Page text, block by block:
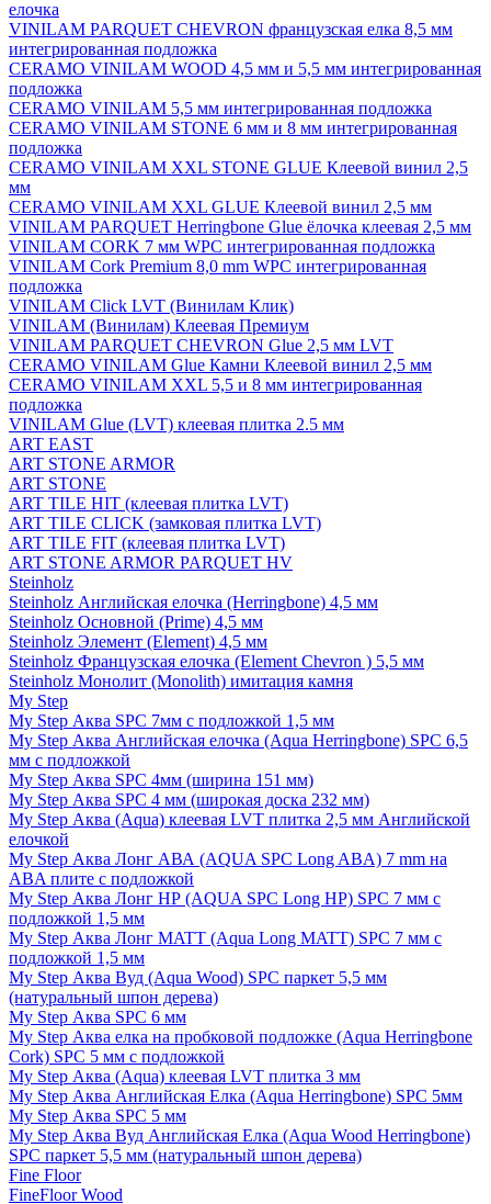
елочка
VINILAM PARQUET CHEVRON французская елка 8,5 мм
интегрированная подложка
CERAMO VINILAM WOOD 4,5 мм и 5,5 мм интегрированная
подложка
CERAMO VINILAM 5,5 мм интегрированная подложка
CERAMO VINILAM STONE 6 мм и 8 мм интегрированная
подложка
CERAMO VINILAM XXL STONE GLUE Клеевой винил 2,5
мм
CERAMO VINILAM XXL GLUE Клеевой винил 2,5 мм
VINILAM PARQUET Herringbone Glue ёлочка клеевая 2,5 мм
VINILAM CORK 7 мм WPC интегрированная подложка
VINILAM Cork Premium 8,0 mm WPC интегрированная
подложка
VINILAM Click LVT (Винилам Клик)
VINILAM (Винилам) Клеевая Премиум
VINILAM PARQUET CHEVRON Glue 2,5 мм LVT
CERAMO VINILAM Glue Камни Клеевой винил 2,5 мм
CERAMO VINILAM XXL 5,5 и 8 мм интегрированная
подложка
VINILAM Glue (LVT) клеевая плитка 2.5 мм
ART EAST
ART STONE ARMOR
ART STONE
ART TILE HIT (клеевая плитка LVT)
ART TILE CLICK (замковая плитка LVT)
ART TILE FIT (клеевая плитка LVT)
ART STONE ARMOR PARQUET HV
Steinholz
Steinholz Английская елочка (Herringbone) 4,5 мм
Steinholz Основной (Prime) 4,5 мм
Steinholz Элемент (Element) 4,5 мм
Steinholz Французская елочка (Element Chevron ) 5,5 мм
Steinholz Монолит (Monolith) имитация камня
My Step
My Step Аква SPC 7мм c подложкой 1,5 мм
My Step Аква Английская елочка (Aqua Herringbone) SPC 6,5
мм с подложкой
My Step Аква SPC 4мм (ширина 151 мм)
My Step Аква SPC 4 мм (широкая доска 232 мм)
My Step Аква (Aqua) клеевая LVT плитка 2,5 мм Английской
елочкой
My Step Аква Лонг АВА (AQUA SPC Long ABA) 7 mm на
ABA плите с подложкой
My Step Аква Лонг НР (AQUA SPC Long HP) SPC 7 мм с
подложкой 1,5 мм
My Step Аква Лонг MATT (Aqua Long MATT) SPC 7 мм с
подложкой 1,5 мм
My Step Аква Вуд (Aqua Wood) SPC паркет 5,5 мм
(натуральный шпон дерева)
My Step Аква SPC 6 мм
My Step Аква елка на пробковой подложке (Aqua Herringbone
Cork) SPC 5 мм с подложкой
My Step Аква (Aqua) клеевая LVT плитка 3 мм
My Step Аква Английская Елка (Aqua Herringbone) SPC 5мм
My Step Аква SPC 5 мм
My Step Аква Вуд Английская Елка (Aqua Wood Herringbone)
SPC паркет 5,5 мм (натуральный шпон дерева)
Fine Floor
FineFloor Wood